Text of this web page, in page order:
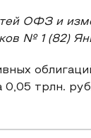
ОФЗ и
№ 1 (82)
0,05 трлн.